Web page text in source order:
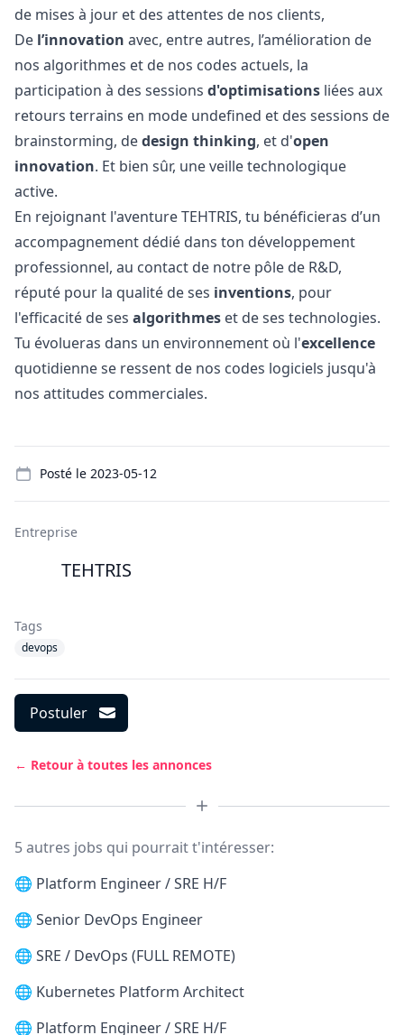
de mises à jour et des attentes de nos clients,
De l’innovation avec, entre autres, l’amélioration de
nos algorithmes et de nos codes actuels, la
participation à des sessions d'optimisations liées aux
retours terrains en mode undefined et des sessions de
brainstorming, dedesign thinking, et d'open
innovation. Et bien sûr, une veille technologique
active.
En rejoignant l'aventure TEHTRIS, tu bénéficieras d’un
accompagnement dédié dans ton développement
professionnel, au contact de notre pôle de R&D,
réputé pour la qualité de ses inventions, pour
l'efficacité de ses algorithmes et de ses technologies.
Tu évolueras dans un environnement où l'excellence
quotidienne se ressent de nos codes logiciels jusqu'à
nos attitudes commerciales.
Posté le 2023-05-12
Entreprise
TEHTRIS
Tags
devops
Postuler
← Retour à toutes les annonces
5 autres jobs qui pourrait t'intéresser:
🌐 Platform Engineer / SRE H/F
🌐 Senior DevOps Engineer
🌐 SRE / DevOps (FULL REMOTE)
🌐 Kubernetes Platform Architect
🌐 Platform Engineer / SRE H/F